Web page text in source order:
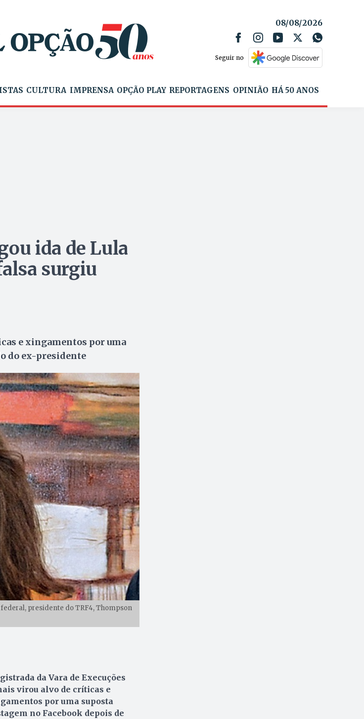
08/08/2026
Seguir no
CULTURA IMPRENSA OPÇÃO PLAY REPORTAGENS OPINIÃO HÁ 50 ANOS
ida de Lula
surgiu
e xingamentos por uma
do ex-presidente
presidente do TRF4, Thompson
da Vara de Execuções
virou alvo de críticas e
por uma suposta
no Facebook depois de